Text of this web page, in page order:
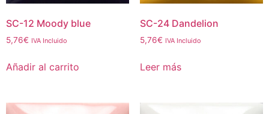
SC-12 Moody blue
5,76€ IVA Incluido
Añadir al carrito
SC-24 Dandelion
5,76€ IVA Incluido
Leer más